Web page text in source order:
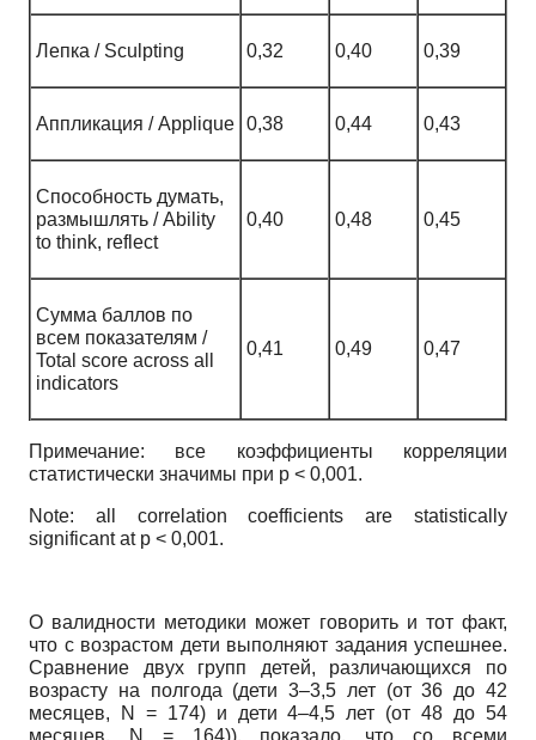
Лепка / Sculpting 0,32 0,40 0,39
Аппликация / Applique 0,38 0,44 0,43
Способность думать,
размышлять / Ability
to think, reflect
0,40 0,48 0,45
Сумма баллов по
всем показателям /
Total score across all
indicators
0,41 0,49 0,47
Примечание: все коэффициенты корреляции
статистически значимы при p < 0,001.
Note: all correlation coefficients are statistically
significant at p < 0,001.
О валидности методики может говорить и тот факт,
что с возрастом дети выполняют задания успешнее.
Сравнение двух групп детей, различающихся по
возрасту на полгода (дети 3–3,5 лет (от 36 до 42
месяцев, N = 174) и дети 4–4,5 лет (от 48 до 54
месяцев, N = 164)), показало, что со всеми